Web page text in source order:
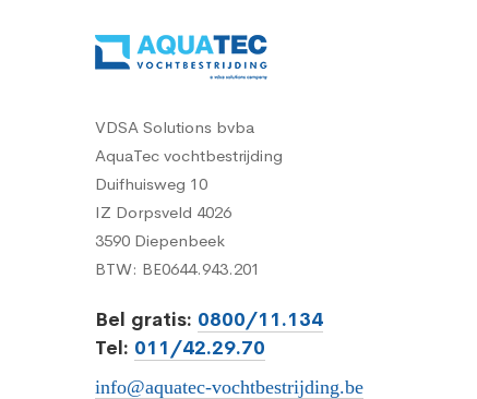
VDSA Solutions bvba
AquaTec vochtbestrijding
Duifhuisweg 10
IZ Dorpsveld 4026
3590 Diepenbeek
BTW: BE0644.943.201
Bel gratis: 0800/11.134
Tel: 011/42.29.70
info@aquatec-vochtbestrijding.be